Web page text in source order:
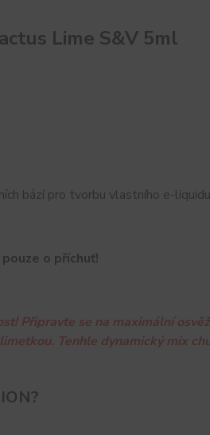
Lime S&V 5ml
bází pro tvorbu vlastního e-liquidu
o příchuť!
Připravte se na maximální
Tenhle dynamický mix